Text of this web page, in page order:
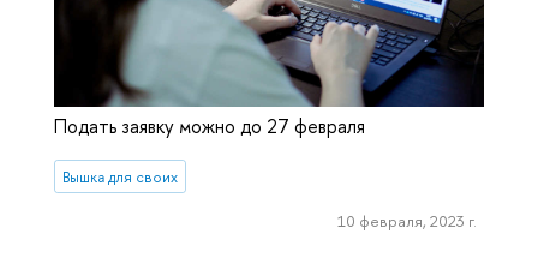
Подать заявку можно до 27 февраля
Вышка для своих
10 февраля, 2023 г.